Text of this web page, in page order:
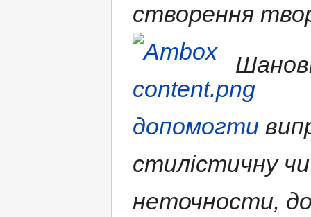
створення
допомогти
стилістичну
неточности,